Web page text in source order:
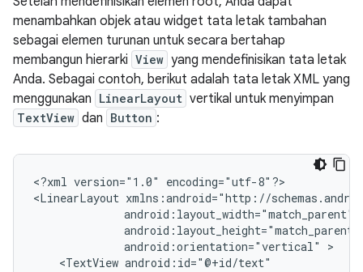
menambahkan objek atau widget tata letak tambahan
sebagai elemen turunan untuk secara bertahap
membangun hierarki View yang mendefinisikan tata letak
Anda. Sebagai contoh, berikut adalah tata letak XML yang
menggunakan LinearLayout vertikal untuk menyimpan
TextView dan Button :
<?xml version="1.0"
encoding="utf-8"?>
<LinearLayout
android:orientation="vertical"
<TextView